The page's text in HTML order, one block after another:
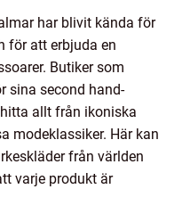
har blivit kända för
för att erbjuda en
Butiker som
sina second hand-
allt från ikoniska
modeklassiker. Här kan
från världen
varje produkt är